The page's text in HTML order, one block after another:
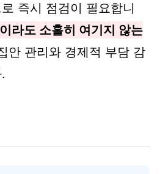
즉시 점검이 필요합니
라도 소홀히 여기지 않는
안 관리와 경제적 부담 감